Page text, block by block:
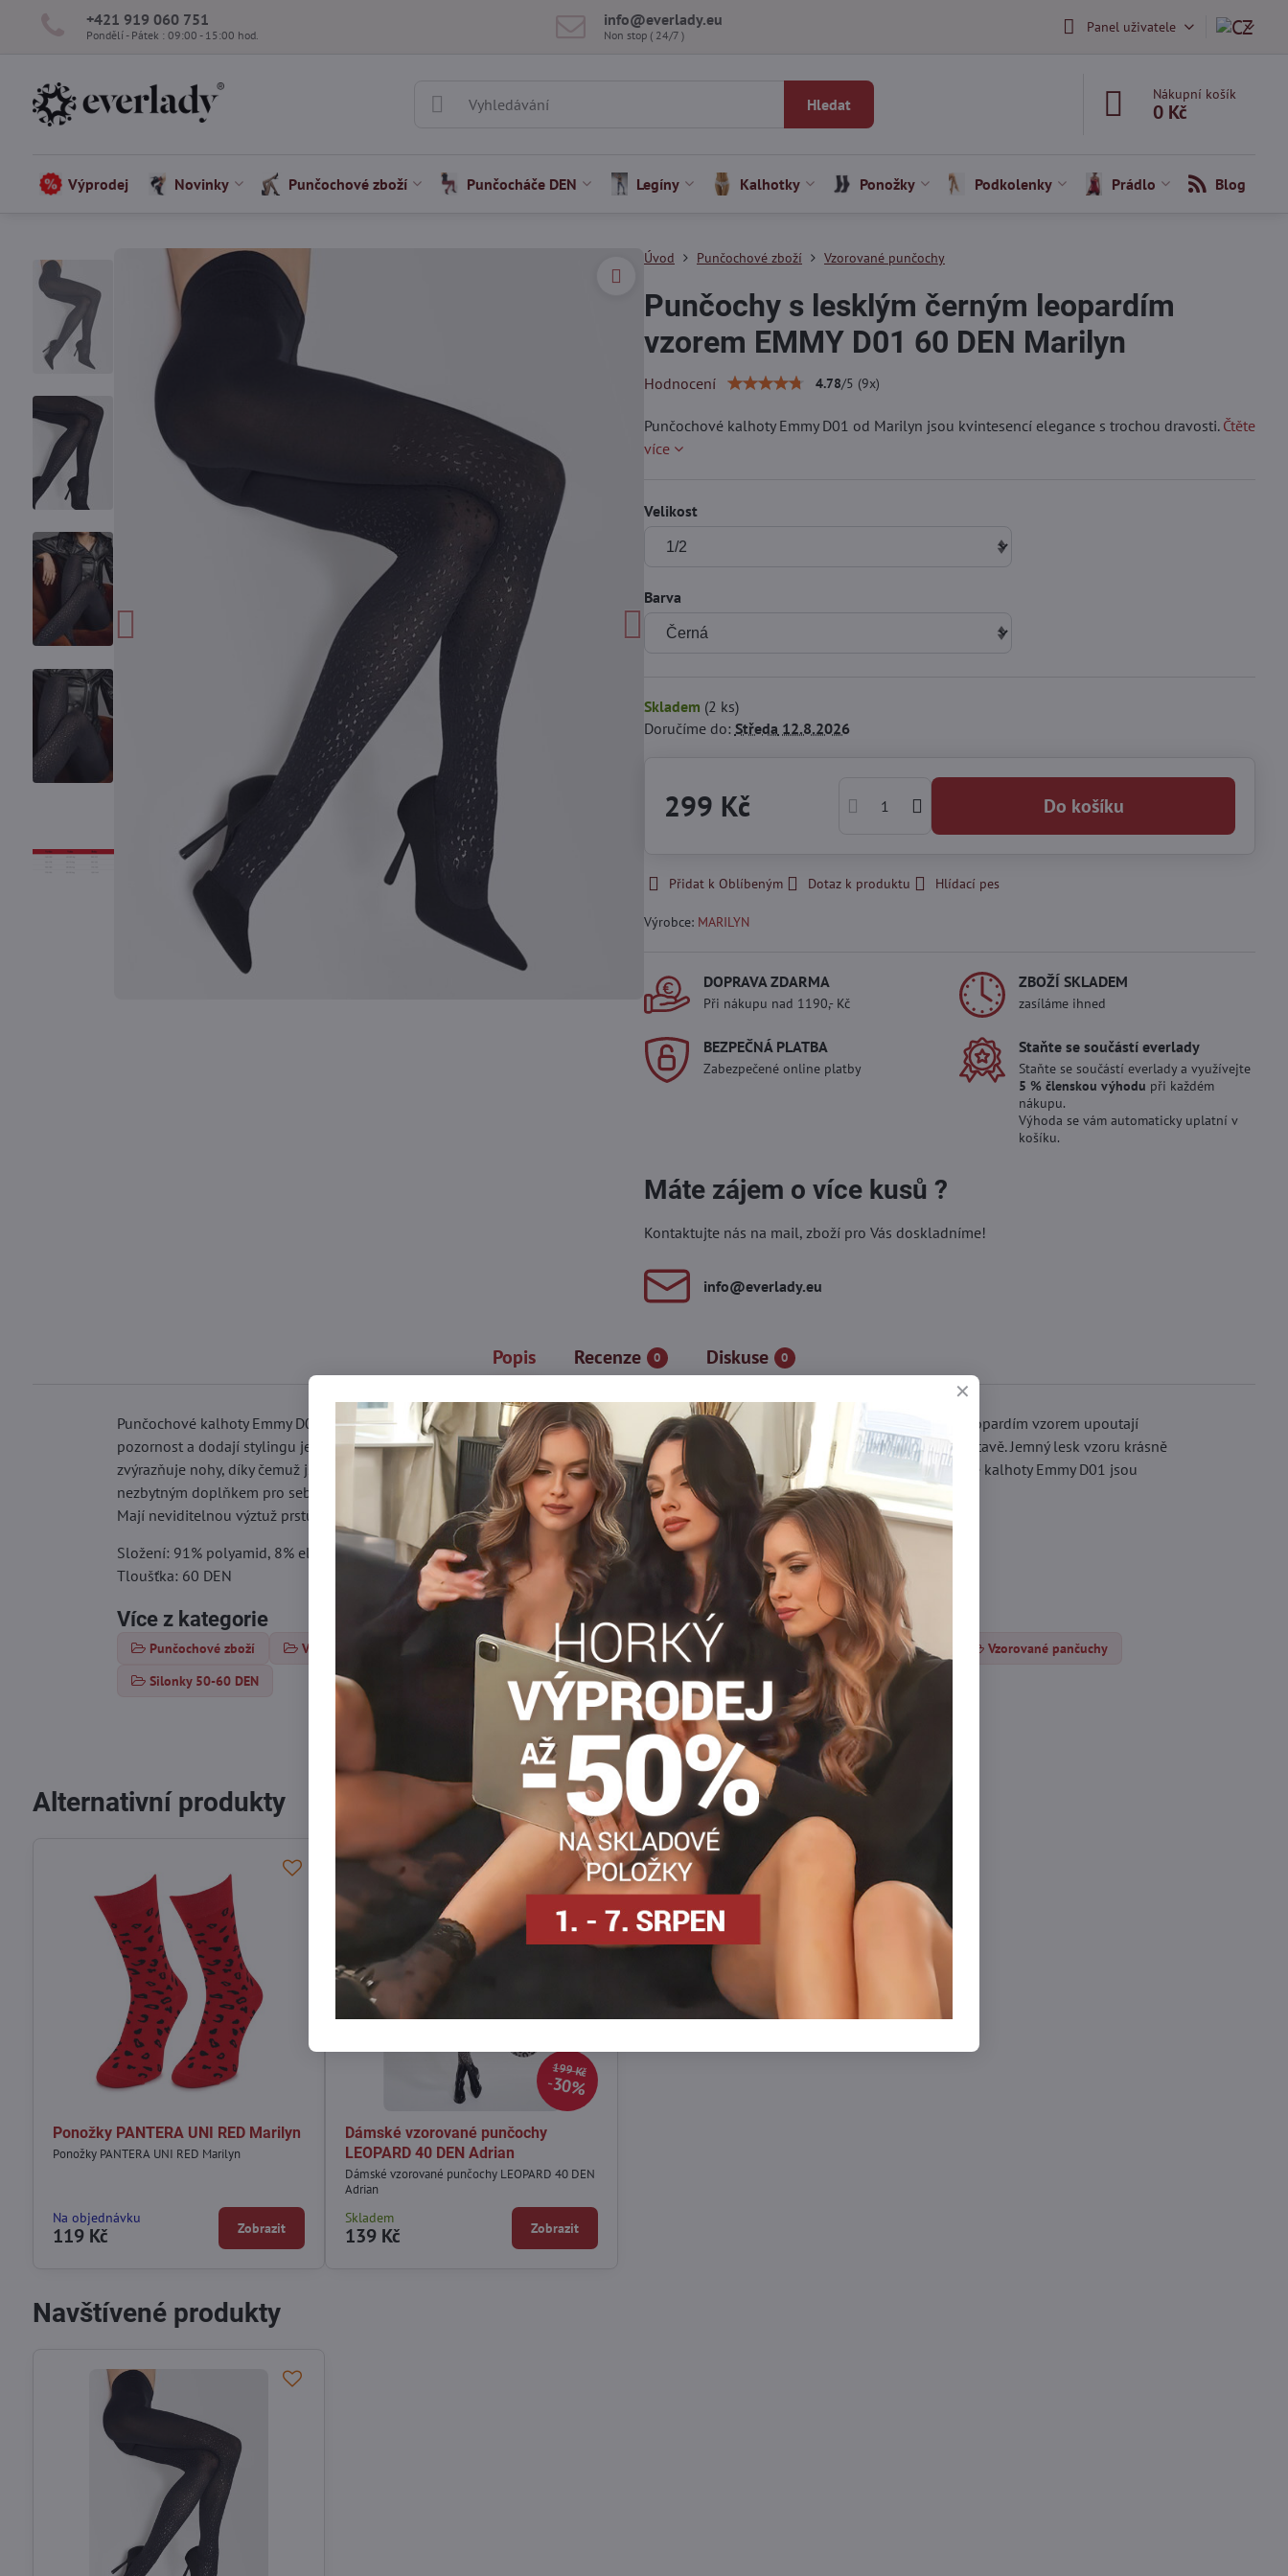
+421 919 060 751
Pondělí - Pátek : 09:00 - 15:00 hod.
info​@everlady​.eu
Non stop ( 24/7 ) Panel uživatele
Hledat
Nákupní košík
0 Kč
Výprodej Novinky Punčochové zboží Punčocháče DEN Legíny Kalhotky Ponožky Podkolenky Prádlo Blog
Úvod Punčochové zboží Vzorované punčochy
Punčochy s lesklým černým leopardím
vzorem EMMY D01 60 DEN Marilyn
Hodnocení 4.78/5 (9x)
Punčochové kalhoty Emmy D01 od Marilyn jsou kvintesencí elegance s trochou dravosti. Čtěte
více
Velikost
Barva
Skladem (2 ks)
Doručíme do: Středa 12.8.2026
299 Kč Do košíku
Přidat k Oblíbeným Dotaz k produktu Hlídací pes
Výrobce: MARILYN
DOPRAVA ZDARMA
Při nákupu nad 1190,- Kč
ZBOŽÍ SKLADEM
zasíláme ihned
BEZPEČNÁ PLATBA
Zabezpečené online platby
Staňte se součástí everlady
Staňte se součástí everlady a využívejte
5 % členskou výhodu při každém
nákupu.
Výhoda se vám automaticky uplatní v
košíku.
Máte zájem o více kusů ?
Kontaktujte nás na mail, zboží pro Vás doskladníme!
info​@everlady​.eu
Popis Recenze 0 Diskuse 0
Punčochové kalhoty Emmy D01 od Marilyn jsou kvintesencí elegance s trochou dravosti. Černé punčochové kalhoty s jedinečným leopardím vzorem upoutají
pozornost a dodají stylingu jedinečný charakter. Vyrobeno z kvalitních materiálů, které zajišťují pohodlí a perfektní přizpůsobení postavě. Jemný lesk vzoru krásně
zvýrazňuje nohy, díky čemuž jsou ideální pro večerní vycházky i do kanceláře, přičemž dodávají každému stylingu šmrnc. Punčochové kalhoty Emmy D01 jsou
nezbytným doplňkem pro sebevědomé ženy, které rády kombinují klasický styl s módními akcenty.
Mají neviditelnou výztuž prstů, pohodlný elastický pas a malý klínek.
Složení: 91% polyamid, 8% elastan, 1% bavlna
Tloušťka: 60 DEN
Více z kategorie
Punčochové zboží Vzorované punčochy Hrubé punčochy Punčocháče 50-60 DEN Dámské punčocháče DEN
Vzorované pančuchy
Silonky 50-60 DEN
Facebook
Twitter BlueskyPinterestRedditLinkedInWhatsApp
E-
mail
Alternativní produkty
Ponožky PANTERA UNI RED Marilyn
Ponožky PANTERA UNI RED Marilyn
Na objednávku
119 Kč Zobrazit
199 Kč
30%
VÝPRODEJ
Dámské vzorované punčochy
LEOPARD 40 DEN Adrian
Dámské vzorované punčochy LEOPARD 40 DEN
Adrian
Skladem
139 Kč Zobrazit
Navštívené produkty